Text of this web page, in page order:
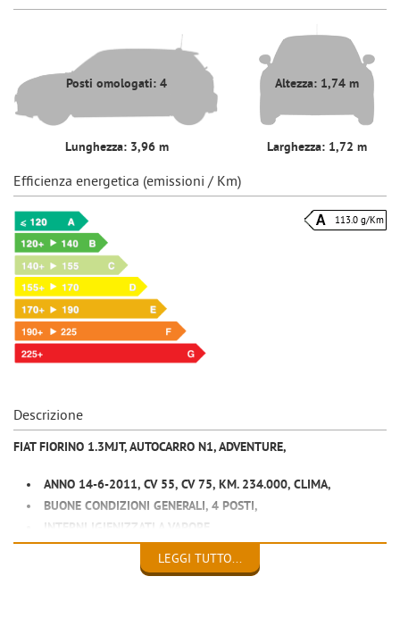
Posti omologati: 4
Lunghezza: 3,96 m
Altezza: 1,74 m
Larghezza: 1,72 m
Efficienza energetica (emissioni / Km)
113.0 g/Km
Descrizione
FIAT FIORINO 1.3MJT, AUTOCARRO N1, ADVENTURE,
ANNO 14-6-2011, CV 55, CV 75, KM. 234.000, CLIMA,
BUONE CONDIZIONI GENERALI, 4 POSTI,
INTERNI IGIENIZZATI A VAPORE,
MOLTI LAVORI FATTI, COME DA FATTURA,
LEGGI TUTTO...